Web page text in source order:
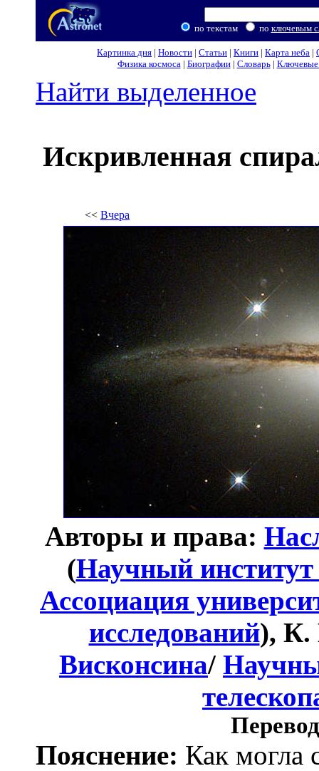
по текстам по ключевым
Картинка дня | Новости | Статьи | Книги | Карта неба |
Физика космоса| Биографии| Словарь| Ключевые
Найти выделенное
Искривленная
<< Вчера
Авторы и права:
(Научный институт
Ассоциация
исследований), К.
Висконсина/
Пояснение: Как могла